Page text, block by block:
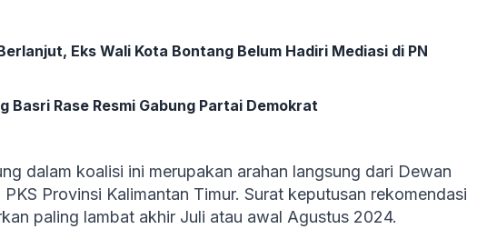
Eks Wali Kota Bontang Belum Hadiri Mediasi di PN
Basri Rase Resmi Gabung Partai Demokrat
dalam koalisi ini merupakan arahan langsung dari Dewan
Provinsi Kalimantan Timur. Surat keputusan rekomendasi
paling lambat akhir Juli atau awal Agustus 2024.